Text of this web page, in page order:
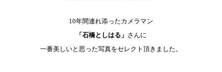
10年間連れ添ったカメラマン
「石橋としはる」 さんに
一番美しいと思った写真をセレクト頂きました。